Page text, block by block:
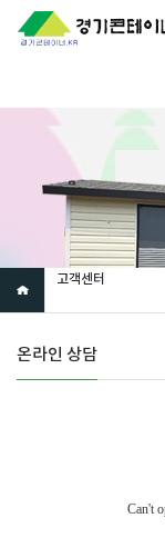
고객센터
온라인 상담
Can't